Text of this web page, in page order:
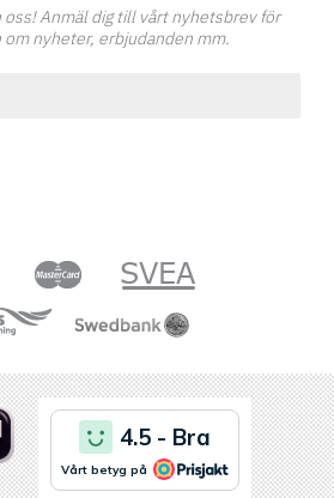
oss! Anmäl dig till vårt nyhetsbrev för
nyheter, erbjudanden mm.